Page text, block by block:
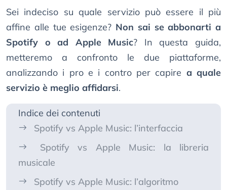
Sei indeciso su quale servizio può essere il più
affine alle tue esigenze? Non sai se abbonarti a
Spotify o ad Apple Music? In questa guida,
metteremo a confronto le due piattaforme,
analizzando i pro e i contro per capire a quale
servizio è meglio affidarsi.
Indice dei contenuti
Spotify vs Apple Music: l’interfaccia
Spotify vs Apple Music: la libreria
musicale
Spotify vs Apple Music: l’algoritmo